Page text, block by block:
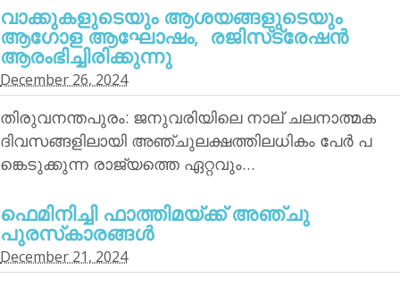
വാക്കുകളുടെയും ആശയങ്ങളുടെയും
ആഗോള ആഘോഷം, രജിസ്‌ട്രേഷന്‍
ആരംഭിച്ചിരിക്കുന്നു
December 26, 2024
തിരുവനന്തപുരം: ജനുവരിയിലെ നാല് ചലനാത്മക
ദിവസങ്ങളിലായി അഞ്ചുലക്ഷത്തിലധികം പേര്‍ പ
ങ്കെടുക്കുന്ന രാജ്യത്തെ ഏറ്റവും…
ഫെമിനിച്ചി ഫാത്തിമയ്ക്ക് അഞ്ചു
പുരസ്‌കാരങ്ങള്‍
December 21, 2024